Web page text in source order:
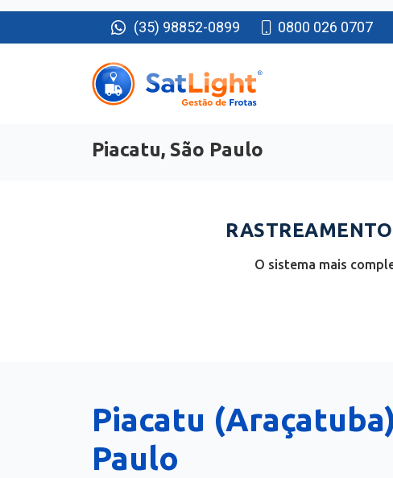
(35) 98852-0899 0800 026 0707
Piacatu, São Paulo
O sistema mais
Piacatu
Paulo